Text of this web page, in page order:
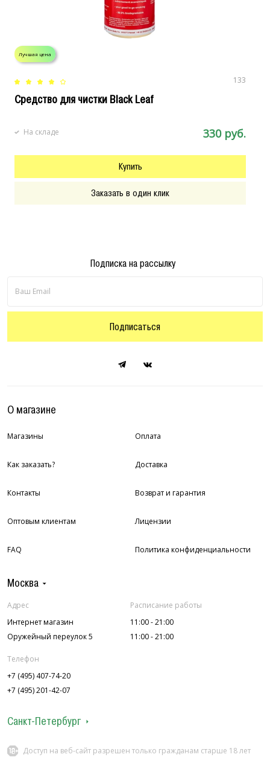
Лучшая цена
133
Cредство для чистки Black Leaf
330 руб.
На складе
Купить
Заказать в один клик
Подписка на рассылку
Подписаться
О магазине
Магазины Оплата
Как заказать? Доставка
Контакты Возврат и гарантия
Оптовым клиентам Лицензии
FAQ Политика конфиденциальности
Москва
Адрес
Интернет магазин
Оружейный переулок 5
Расписание работы
11:00 - 21:00
11:00 - 21:00
Телефон
+7 (495) 407-74-20
+7 (495) 201-42-07
Санкт-Петербург
ул. Колокольная 7
12:00 - 22:00
Доступ на веб-сайт разрешен только гражданам старше 18 лет